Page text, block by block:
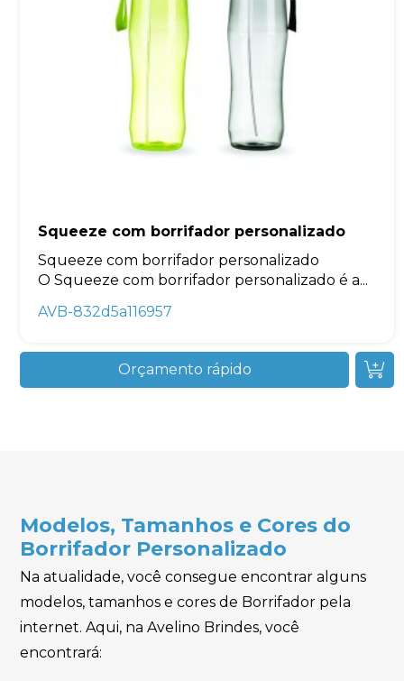
Squeeze com borrifador personalizado
Squeeze com borrifador personalizado
O Squeeze com borrifador personalizado é a...
AVB-832d5a116957
Orçamento rápido
Modelos, Tamanhos e Cores do
Borrifador Personalizado
Na atualidade, você consegue encontrar alguns
modelos, tamanhos e cores de Borrifador pela
internet. Aqui, na Avelino Brindes, você
encontrará: